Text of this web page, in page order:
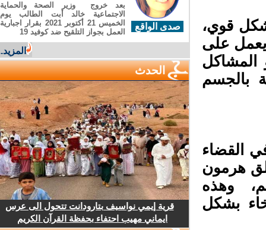
قوي،
على
المشاكل
بالجسم
القضاء
هرمون
وهذه
بشكل
صدى الواقع
بعد خروج وزير الصحة والحماية
الاجتماعية خالد أبت الطالب يوم
الخميس 21 أكتوبر 2021 بقرار اجبارية
العمل بجواز التلقيح ضد كوفيد 19
المزيد...
الحدث
قرية إيمي نواسيف بتارودانت تتحول الى عرس
ايماني مهيب احتفاء بحفظة القرآن الكريم